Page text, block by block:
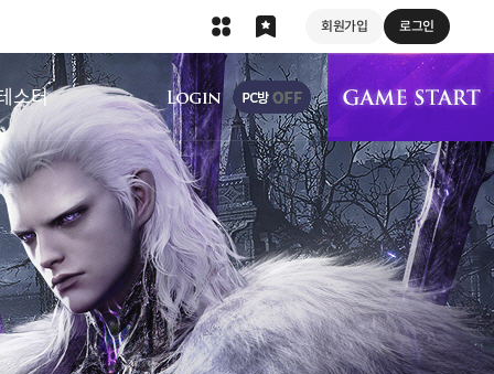
회원가입 로그인
스터
상단 메뉴